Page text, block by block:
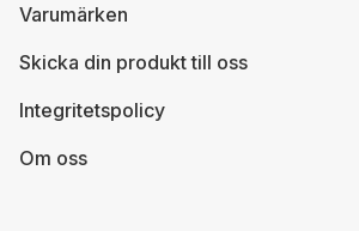
Varumärken
Skicka din produkt till oss
Integritetspolicy
Om oss